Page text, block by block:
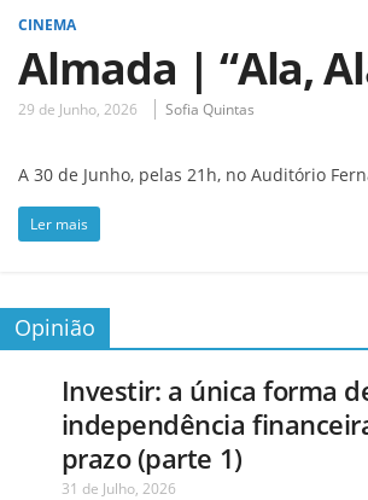
CINEMA
Almada | “Ala,
29 de Junho, 2026 Sofia Quintas
A 30 de Junho, pelas 21h, no Auditório
Ler mais
Opinião
Investir: a única forma
independência
prazo (parte 1)
31 de Julho, 2026